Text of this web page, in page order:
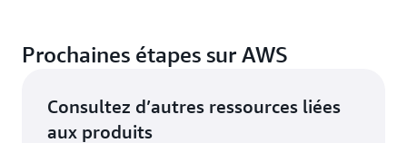
Prochaines étapes sur AWS
Consultez d’autres ressources liées
aux produits